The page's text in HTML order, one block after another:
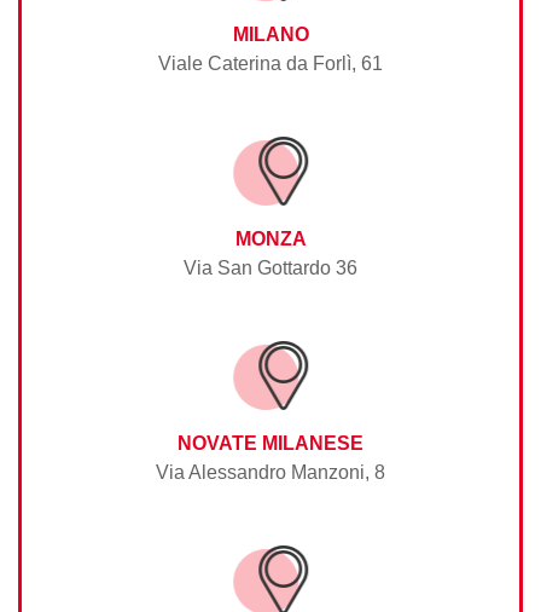
MILANO
Viale Caterina da Forlì, 61
MONZA
Via San Gottardo 36
NOVATE MILANESE
Via Alessandro Manzoni, 8